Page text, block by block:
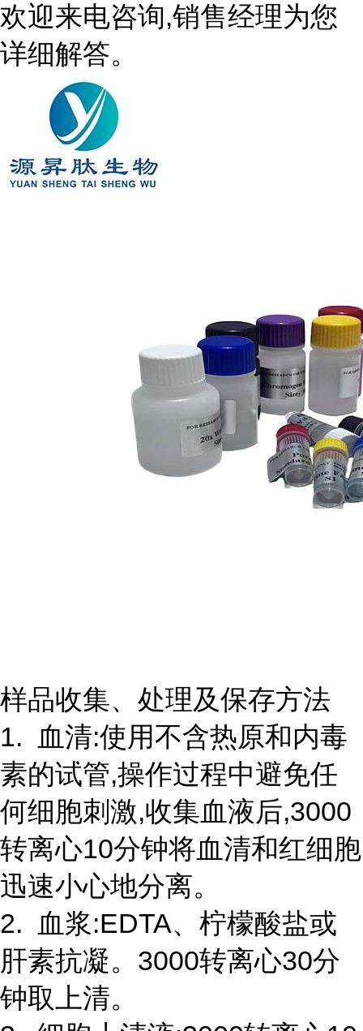
欢迎来电咨询,销售经理为您
详细解答。
样品收集、处理及保存方法
1. 血清:使用不含热原和内毒
素的试管,操作过程中避免任
何细胞刺激,收集血液后,3000
转离心10分钟将血清和红细胞
迅速小心地分离。
2. 血浆:EDTA、柠檬酸盐或
肝素抗凝。3000转离心30分
钟取上清。